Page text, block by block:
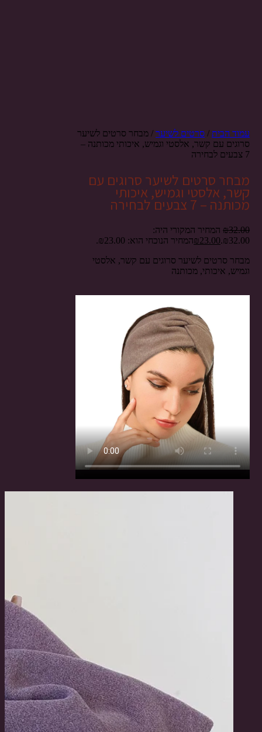
עמוד הבית/ סרטים לשיער/ מבחר סרטים לשיער
סרוגים עם קשר, אלסטי וגמיש, איכותי מכותנה –
7 צבעים לבחירה
מבחר סרטים לשיער סרוגים עם
קשר, אלסטי וגמיש, איכותי
מכותנה – 7 צבעים לבחירה
₪32.00
המחיר המקורי היה:
₪32.00.
₪23.00
המחיר הנוכחי הוא: ₪23.00.
מבחר סרטים לשיער סרוגים עם קשר, אלסטי
וגמיש, איכותי, מכותנה